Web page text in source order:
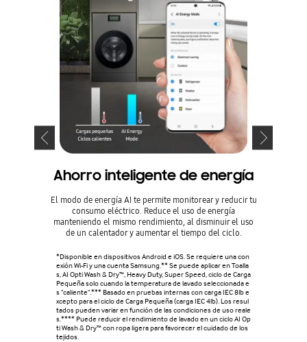
Ahorro inteligente de energía
El modo de energía AI te permite monitorear y reducir tu
consumo eléctrico. Reduce el uso de energía
manteniendo el mismo rendimiento, al disminuir el uso
de un calentador y aumentar el tiempo del ciclo.
*Disponible en dispositivos Android e iOS. Se requiere una con
exión Wi-Fi y una cuenta Samsung.** Se puede aplicar en Toalla
s, AI Opti Wash & Dry™, Heavy Duty, Super Speed, ciclo de Carga
Pequeña solo cuando la temperatura de lavado seleccionada e
s "caliente".*** Basado en pruebas internas con carga IEC 8lb e
xcepto para el ciclo de Carga Pequeña (carga IEC 4lb). Los resul
tados pueden variar en función de las condiciones de uso reale
s.**** Puede reducir el rendimiento de lavado en un ciclo AI Op
ti Wash & Dry™ con ropa ligera para favorecer el cuidado de los
tejidos.